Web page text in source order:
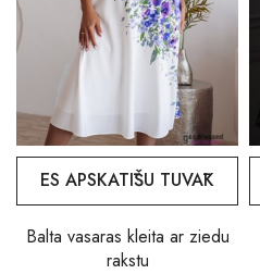
ES APSKATĪŠU TUVĀK
Balta vasaras kleita ar ziedu
rakstu